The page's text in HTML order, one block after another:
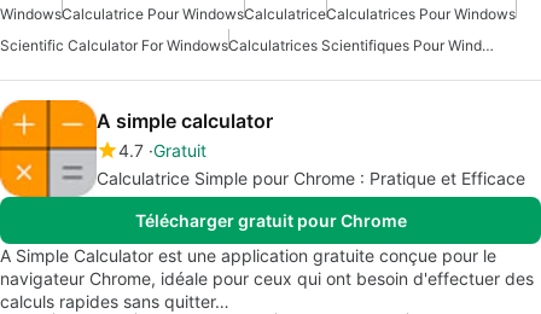
WindowsCalculatrice Pour WindowsCalculatriceCalculatrices Pour Windows
Scientific Calculator For Windows
Calculatrices Scientifiques Pour Windows
A simple calculator
4.7 Gratuit
Calculatrice Simple pour Chrome : Pratique et Efficace
Télécharger gratuit pour Chrome
A Simple Calculator est une application gratuite conçue pour le
navigateur Chrome, idéale pour ceux qui ont besoin d'effectuer des
calculs rapides sans quitter…